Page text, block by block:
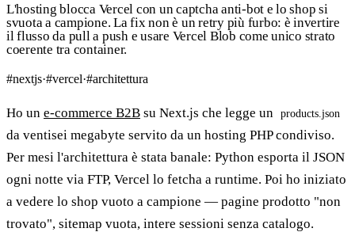
L'hosting blocca Vercel con un captcha anti-bot e lo shop si
svuota a campione. La fix non è un retry più furbo: è invertire
il flusso da pull a push e usare Vercel Blob come unico strato
coerente tra container.
#nextjs·#vercel·#architettura
Ho un e-commerce B2B su Next.js che legge un products.json
da ventisei megabyte servito da un hosting PHP condiviso.
Per mesi l'architettura è stata banale: Python esporta il JSON
ogni notte via FTP, Vercel lo fetcha a runtime. Poi ho iniziato
a vedere lo shop vuoto a campione — pagine prodotto "non
trovato", sitemap vuota, intere sessioni senza catalogo.